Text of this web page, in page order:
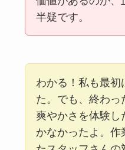
半疑です。
わかる！私も最初
た。でも、終わっ
爽やかさを体験し
かなかったよ。作